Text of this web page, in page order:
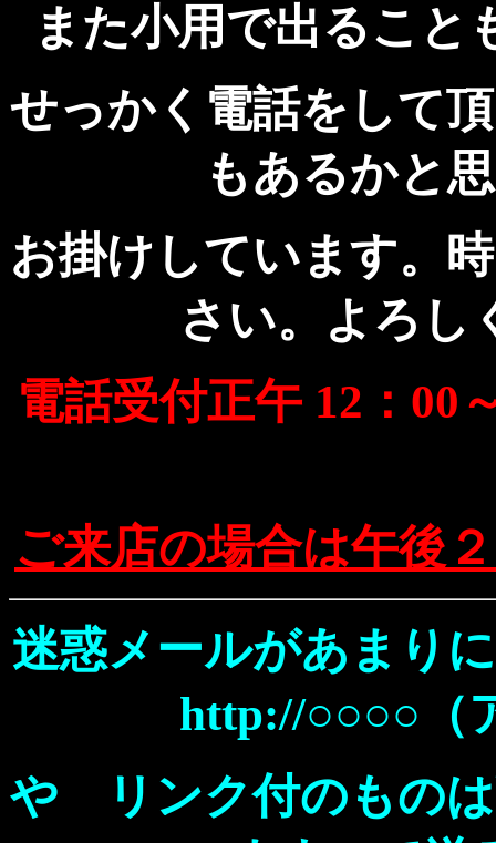
また小用で出ること
せっかく電話をして
もあるかと
お掛けしています。
さい。よろし
電話受付正午 12：
ご来店の場合は午後
迷惑メールがあまり
http://○○○○（
や リンク付のものは